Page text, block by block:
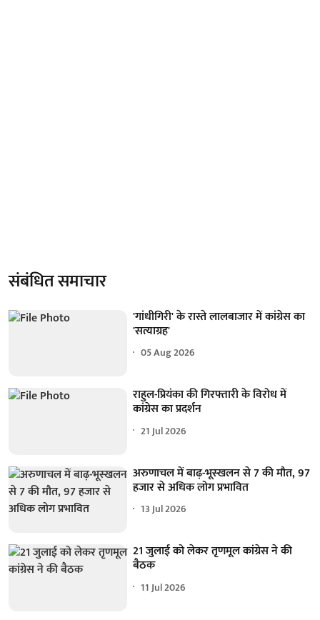
संबंधित समाचार
'गांधीगिरी' के रास्ते लालबाजार में कांग्रेस का
'सत्याग्रह'
05 Aug 2026
राहुल-प्रियंका की गिरफ्तारी के विरोध में
कांग्रेस का प्रदर्शन
21 Jul 2026
अरुणाचल में बाढ़-भूस्खलन से 7 की मौत, 97
हजार से अधिक लोग प्रभावित
13 Jul 2026
21 जुलाई को लेकर तृणमूल कांग्रेस ने की
बैठक
11 Jul 2026